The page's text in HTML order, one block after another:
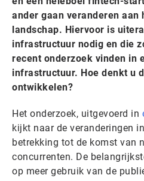
ander gaan veranderen aan
landschap. Hiervoor is
infrastructuur nodig en die
recent onderzoek vinden in
infrastructuur. Hoe denkt u
ontwikkelen?
Het onderzoek, uitgevoerd in
kijkt naar de veranderingen
betrekking tot de komst van
concurrenten. De
op meer gebruik van de